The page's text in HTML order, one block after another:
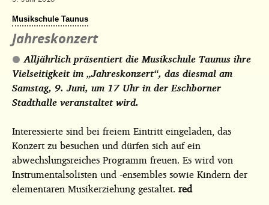
Musikschule Taunus
Jahreskonzert
Alljährlich präsentiert die Musikschule Taunus ihre
Vielseitigkeit im „Jahreskonzert“, das diesmal am
Samstag, 9. Juni, um 17 Uhr in der Eschborner
Stadthalle veranstaltet wird.
Interessierte sind bei freiem Eintritt eingeladen, das
Konzert zu besuchen und dürfen sich auf ein
abwechslungsreiches Programm freuen. Es wird von
Instrumentalsolisten und -ensembles sowie Kindern der
elementaren Musikerziehung gestaltet. red